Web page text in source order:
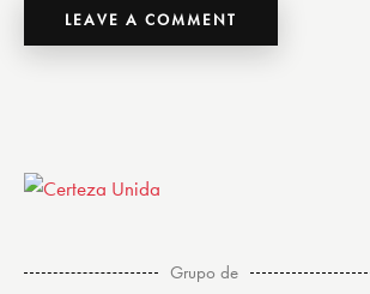
Grupo de